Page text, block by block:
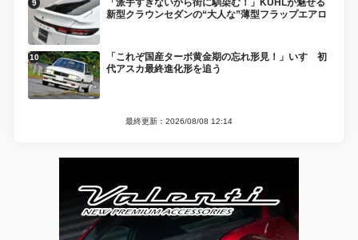
新型クラウンセダンの“大人な”薄型フラップエアロ
「これぞ国産ターボ黄金期の忘れ形見！」いすゞ初
代アスカ最終進化形を追う
最終更新：2026/08/08 12:14